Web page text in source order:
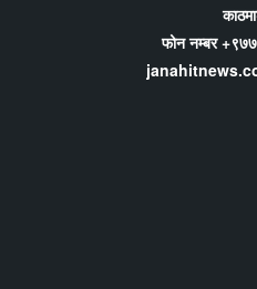
फोन नम्बर